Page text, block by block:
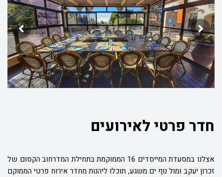
חדר פרטי לאירועים
אצלנו במסעדת המייסדים 16 הממוקמת בתחילת המדרחוב הקסום של
זכרון יעקב ומול נוף ים משגע, תוכלו ליהנות מחדר אירוח פרטי הממוקם